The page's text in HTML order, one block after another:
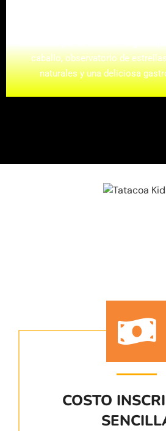
caballo, observatorio de
naturales y una deliciosa
COSTO